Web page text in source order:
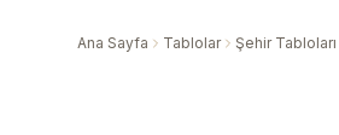
Ana Sayfa Tablolar Şehir Tabloları